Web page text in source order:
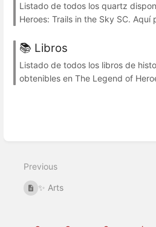
Listado de todos los quartz
Heroes: Trails in the Sky SC. Aquí
📚 Libros
Listado de todos los libros de
obtenibles en The Legend of
Previous
✨ Arts